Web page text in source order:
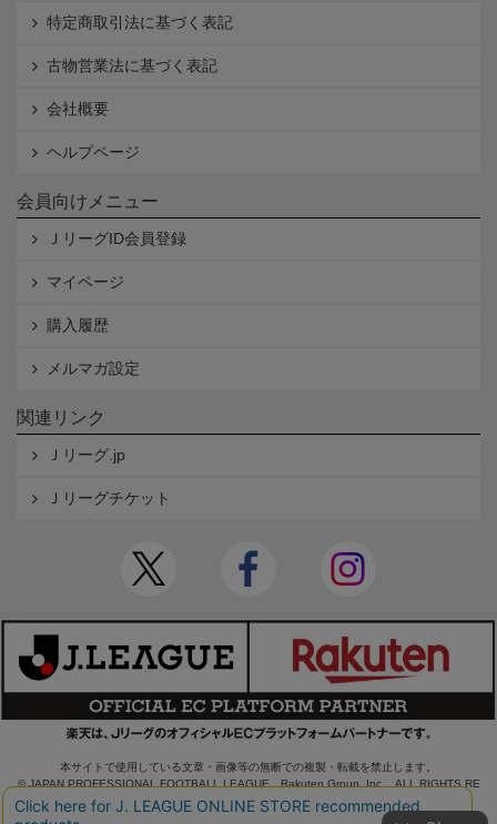
特定商取引法に基づく表記
古物営業法に基づく表記
会社概要
ヘルプページ
会員向けメニュー
ＪリーグID会員登録
マイページ
購入履歴
メルマガ設定
関連リンク
Ｊリーグ.jp
Ｊリーグチケット
本サイトで使用している文章・画像等の無断での複製・転載を禁止します。
© JAPAN PROFESSIONAL FOOTBALL LEAGUE Rakuten Group, Inc. ALL RIGHTS RE
SERVED.